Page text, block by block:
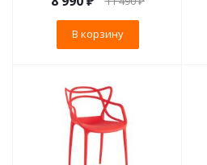
В корзину